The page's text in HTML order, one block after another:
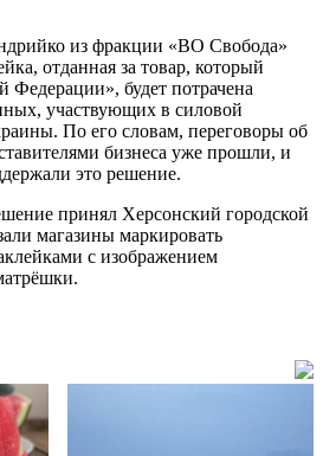
из фракции «ВО Свобода»
отданная за товар, который
Федерации», будет потрачена
участвующих в силовой
По его словам, переговоры об
бизнеса уже прошли, и
это решение.
принял Херсонский городской
магазины маркировать
с изображением